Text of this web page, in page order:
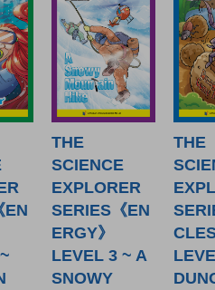
EN
THE
SCIENCE
EXPLORER
SERIES《EN
ERGY》
LEVEL 3 ~ A
SNOWY
THE
CLES